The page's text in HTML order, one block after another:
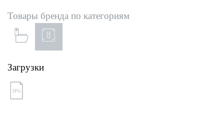
Товары бренда по категориям
Загрузки
JPG